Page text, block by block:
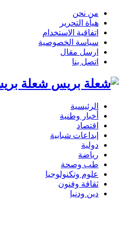
من نحن
هيأة التحرير
اتفاقية الاستخدام
سياسة الخصوصية
ارسل مقال
اتصل بنا
شعلة
الرئيسية
أخبار وطنية
اقتصاد
إبداعات شبابية
دولية
رياضة
طب وصحة
علوم وتكنولوجيا
ثقافة وفنون
دين ودنيا